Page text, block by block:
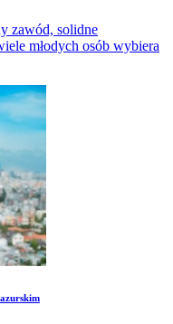
zawód, solidne
młodych osób wybiera